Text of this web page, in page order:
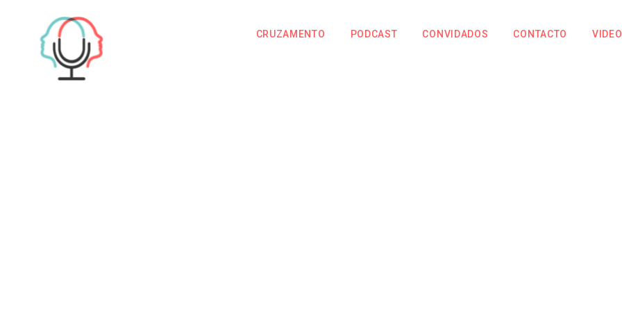
CRUZAMENTO PODCAST CONVIDADOS CONTACTO